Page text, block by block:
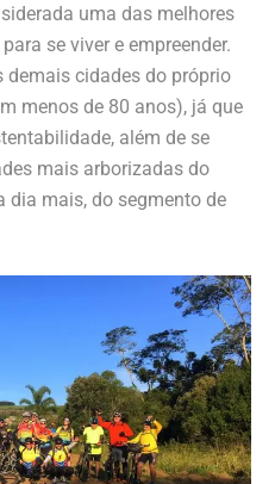
uma das melhores
se viver e empreender.
cidades do próprio
menos de 80 anos), já que
além de se
mais arborizadas do
dia mais, do segmento de